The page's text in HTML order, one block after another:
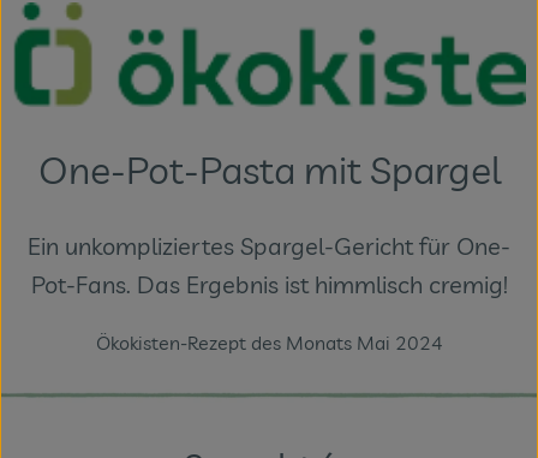
Themenwelten
Obst & Gemüse
Vorratskammer
Naturdrogerie
Getränke
One-Pot-Pasta mit Spargel
Ein unkompliziertes Spargel-Gericht für One-
Pot-Fans. Das Ergebnis ist himmlisch cremig!
Ökokisten-Rezept des Monats Mai 2024